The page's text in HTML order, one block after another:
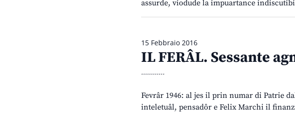
assurde, viodude la impuartance
15 Febbraio 2016
IL FERÂL. Sessante
............
Fevrâr 1946: al jes il prin numar di Patrie
inteletuâl, pensadôr e Felix Marchi il